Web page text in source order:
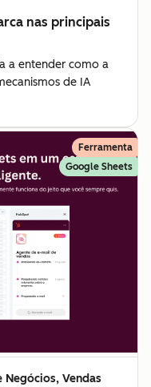
nas principais
a entender como a
de IA
Ferramenta
Google Sheets
Negócios, Vendas